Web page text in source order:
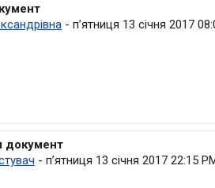
користувач
-пʼятниця 13 січня 2017
Оксана Олександрівна
документ
- пʼятниця 13 січня 2017 22:15